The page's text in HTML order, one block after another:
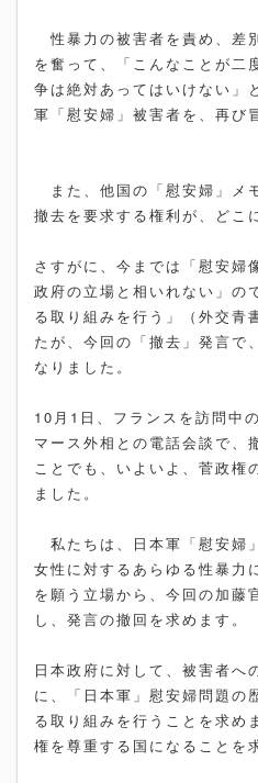
性暴力の被害者を責め、差
を奮って、「こんなことが二
争は絶対あってはいけない」
軍「慰安婦」被害者を、再び
また、他国の「慰安婦」メ
撤去を要求する権利が、どこ
さすがに、今までは「慰安婦
政府の立場と相いれない」の
る取り組みを行う」（外交青
たが、今回の「撤去」発言で
なりました。
10月1日、フランスを訪問中
マース外相との電話会談で、
ことでも、いよいよ、菅政権
ました。
私たちは、日本軍「慰安婦
女性に対するあらゆる性暴力
を願う立場から、今回の加藤
し、発言の撤回を求めます。
日本政府に対して、被害者へ
に、「日本軍」慰安婦問題の
る取り組みを行うことを求め
権を尊重する国になることを